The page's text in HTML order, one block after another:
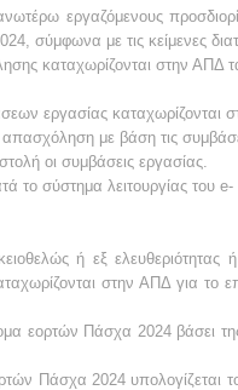
εργαζόμενους
σύμφωνα με τις κείμενες
καταχωρίζονται στην ΑΠΔ
εργασίας καταχωρίζονται
με βάση τις
οι συμβάσεις εργασίας.
το σύστημα λειτουργίας του e-
ή εξ ελευθεριότητας
στην ΑΠΔ για το
εορτών Πάσχα 2024 βάσει
Πάσχα 2024 υπολογίζεται